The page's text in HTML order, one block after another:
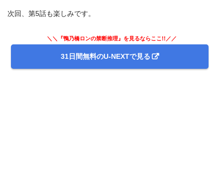
次回、第5話も楽しみです。
＼＼『鴨乃橋ロンの禁断推理』を見るならここ!!／／
31日間無料のU-NEXTで見る